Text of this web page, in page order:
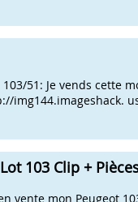
51: Je vends cette
img144.imageshack.
103 Clip +
vente mon Peugeot